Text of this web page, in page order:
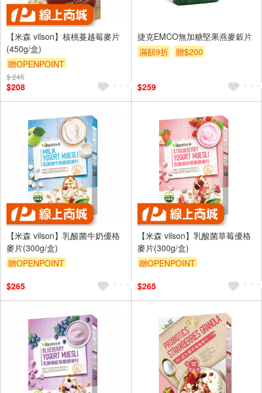
【米森 vilson】核桃蔓越莓麥片
(450g/盒)
贈OPENPOINT
$ 245
$208
捷克EMCO無加糖堅果燕麥穀片
滿額9折
贈$200
$259
【米森 vilson】乳酸菌牛奶優格
麥片(300g/盒)
贈OPENPOINT
$265
【米森 vilson】乳酸菌草莓優格
麥片(300g/盒)
贈OPENPOINT
$265